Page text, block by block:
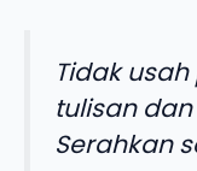
Tidak
tulisan
Serahkan